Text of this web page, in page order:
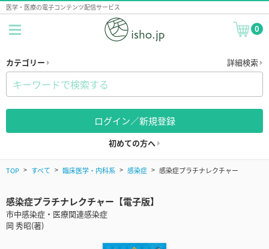
医学・医療の電子コンテンツ配信サービス
0
カテゴリー 詳細検索
ログイン／新規登録
初めての方へ
TOP すべて 臨床医学・内科系 感染症 感染症プラチナレクチャー
感染症プラチナレクチャー【電子版】
市中感染症・医療関連感染症
岡 秀昭(著)